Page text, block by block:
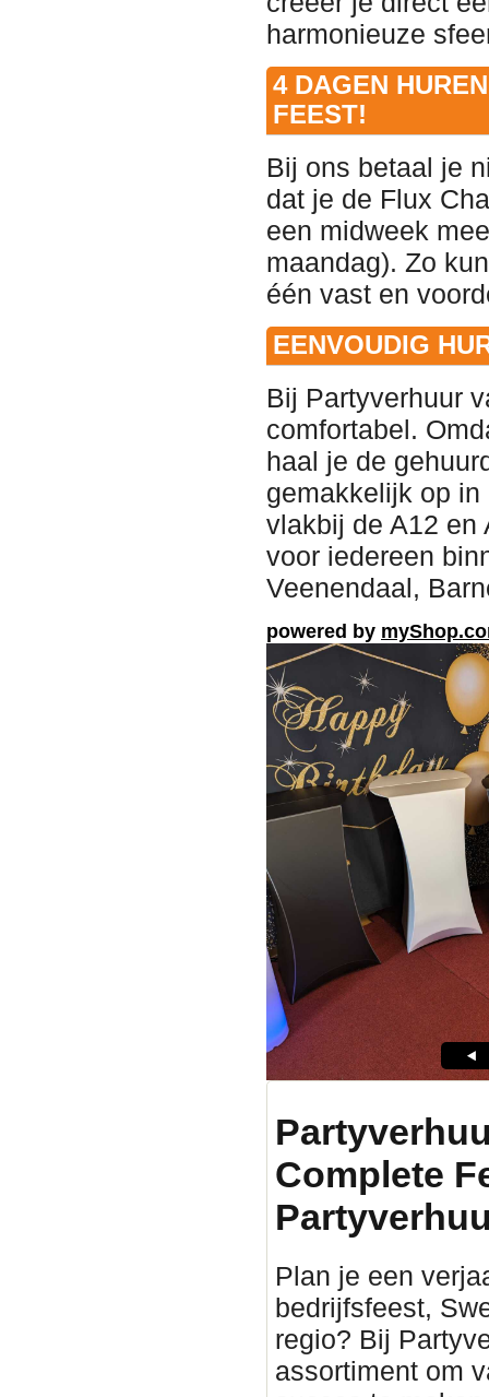
harmonieuze
4 DAGEN
FEEST!
Bij ons betaal je
dat je de Flux
een midweek
maandag). Zo
één vast en
EENVOUDIG
Bij Partyverhuur
comfortabel.
haal je de
gemakkelijk op
vlakbij de A12 en
voor iedereen
Veenendaal,
powered by
Complete
Plan je een
bedrijfsfeest,
regio? Bij
assortiment om